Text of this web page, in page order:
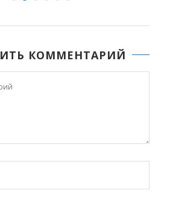
КОММЕНТАРИЙ